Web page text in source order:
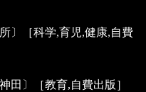
〕［科学,育児,健康,自費
田〕［教育,自費出版］